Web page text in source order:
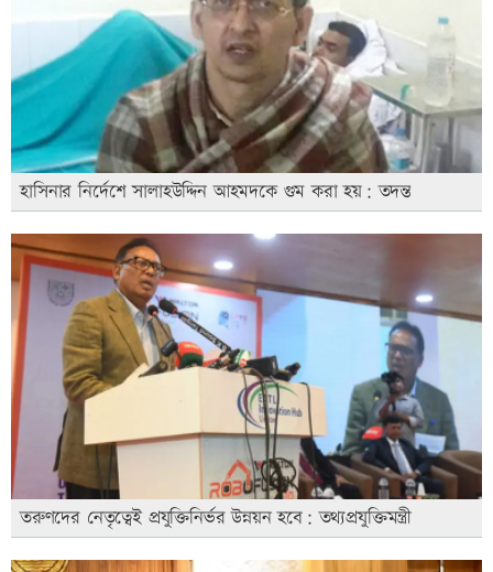
হাসিনার নির্দেশে সালাহউদ্দিন আহমদকে গুম করা হয়: তদন্ত
তরুণদের নেতৃত্বেই প্রযুক্তিনির্ভর উন্নয়ন হবে: তথ্যপ্রযুক্তিমন্ত্রী